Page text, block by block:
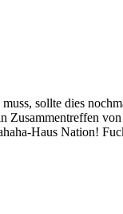
sollte dies
Haus Nation!